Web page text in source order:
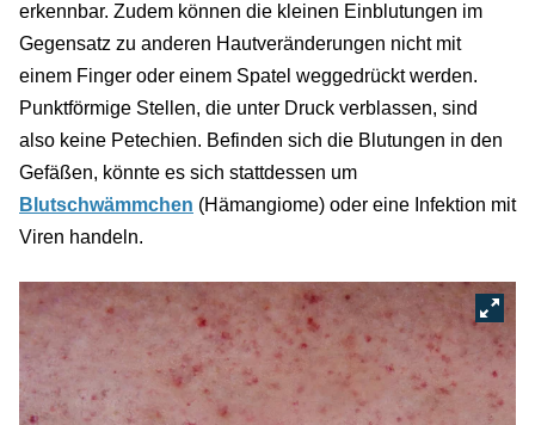
erkennbar. Zudem können die kleinen Einblutungen im
Gegensatz zu anderen Hautveränderungen nicht mit
einem Finger oder einem Spatel weggedrückt werden.
Punktförmige Stellen, die unter Druck verblassen, sind
also keine Petechien. Befinden sich die Blutungen in den
Gefäßen, könnte es sich stattdessen um
Blutschwämmchen (Hämangiome) oder eine Infektion mit
Viren handeln.